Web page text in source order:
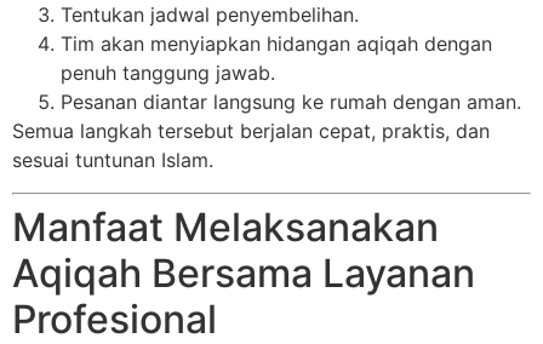
Tentukan jadwal penyembelihan.
Tim akan menyiapkan hidangan aqiqah dengan
penuh tanggung jawab.
Pesanan diantar langsung ke rumah dengan aman.
Semua langkah tersebut berjalan cepat, praktis, dan
sesuai tuntunan Islam.
Manfaat Melaksanakan
Aqiqah Bersama Layanan
Profesional